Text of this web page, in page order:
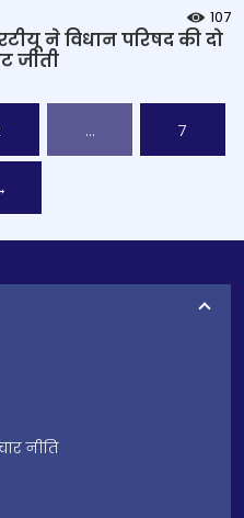
107
ने विधान परिषद की दो
जीती
… 7
नीति